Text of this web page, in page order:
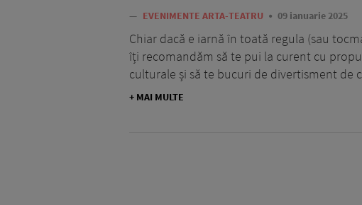
— EVENIMENTE ARTA-TEATRU 09 ianuarie 2025
Chiar dacă e iarnă în toată regula (sau
îți recomandăm să te pui la curent cu
culturale și să te bucuri de divertisment de
+ MAI MULTE